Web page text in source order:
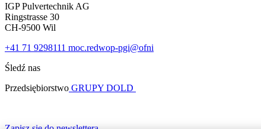
IGP Pulvertechnik AG
Ringstrasse 30
CH-9500 Wil
+41 71 9298111 moc.redwop-pgi@ofni
Śledź nas
Przedsiębiorstwo GRUPY DOLD